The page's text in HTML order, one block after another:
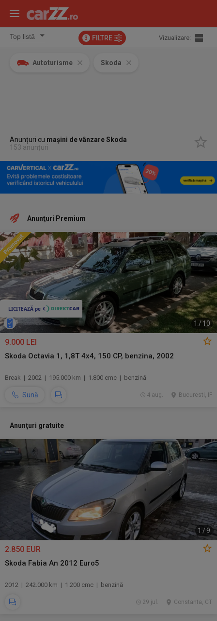
3 FILTRE Vizualizare:
Autoturisme Skoda
Anunțuri cu mașini de vânzare Skoda
153 anunțuri
Anunţuri Premium
1 /10
9.000 LEI
Skoda Octavia 1, 1,8T 4x4, 150 CP, benzina, 2002
Break | 2002 | 195.000 km | 1.800 cmc | benzină
Sună Bucuresti, IF
4 aug.
Anunţuri gratuite
1 /9
2.850 EUR
Skoda Fabia An 2012 Euro5
2012 | 242.000 km | 1.200 cmc | benzină
Constanta, CT
29 jul.